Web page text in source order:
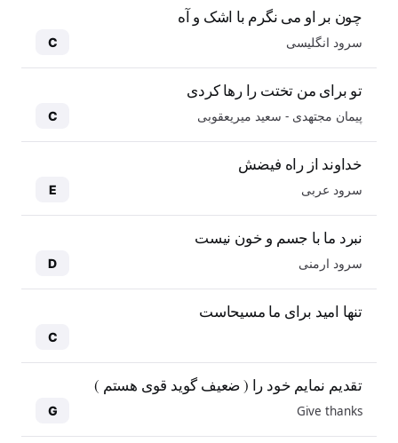
چون بر او می نگرم با اشک و آه
سرود انگلیسی C
تو برای من تختت را رها کردی
پیمان مجتهدی - سعید میریعقوبی C
خداوند از راه فیضش
سرود عربی E
نبرد ما با جسم و خون نیست
سرود ارمنی D
تنها امید برای ما مسیحاست
C
تقدیم نمایم خود را ( ضعیف گوید قوی هستم )
Give thanks
G